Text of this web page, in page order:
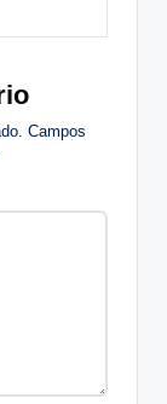
Campos